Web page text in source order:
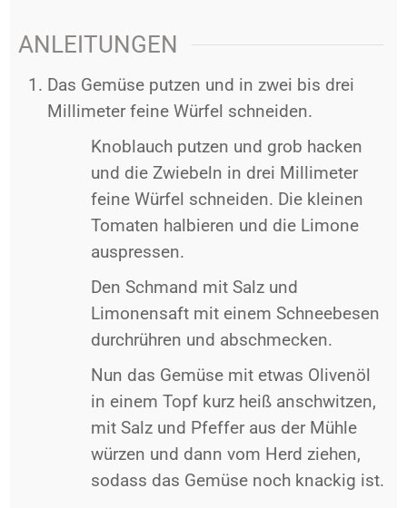
ANLEITUNGEN
Das Gemüse putzen und in zwei bis drei
Millimeter feine Würfel schneiden.
Knoblauch putzen und grob hacken
und die Zwiebeln in drei Millimeter
feine Würfel schneiden. Die kleinen
Tomaten halbieren und die Limone
auspressen.
Den Schmand mit Salz und
Limonensaft mit einem Schneebesen
durchrühren und abschmecken.
Nun das Gemüse mit etwas Olivenöl
in einem Topf kurz heiß anschwitzen,
mit Salz und Pfeffer aus der Mühle
würzen und dann vom Herd ziehen,
sodass das Gemüse noch knackig ist.